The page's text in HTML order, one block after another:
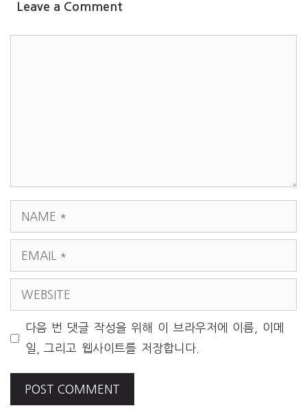
Leave a Comment
NAME
EMAIL
WEBSITE
다음 번 댓글 작성을 위해 이 브라우저에 이름, 이메
일, 그리고 웹사이트를 저장합니다.